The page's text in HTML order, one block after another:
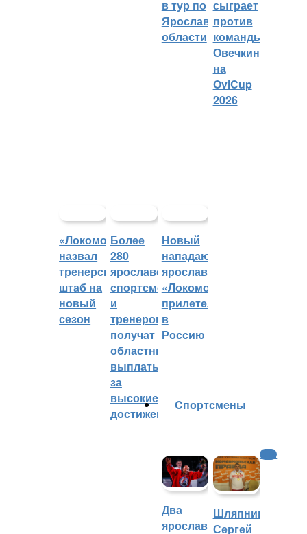
в тур по
Ярославской
области
сыграет
против
команды
Овечкина
на
OviCup
2026
«Локомотив»
назвал
тренерский
штаб на
новый
сезон
Более
280
ярославских
спортсменов
и
тренеров
получат
областные
выплаты
за
высокие
достижения
Новый
нападающий
ярославского
«Локомотива»
прилетел
в
Россию
Cпортсмены
Два
ярославских
Шляпников
Сергей
ФНЛ